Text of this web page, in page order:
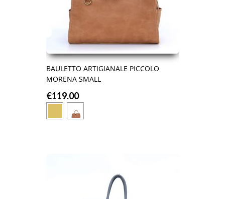
BAULETTO ARTIGIANALE PICCOLO
MORENA SMALL
€119.00